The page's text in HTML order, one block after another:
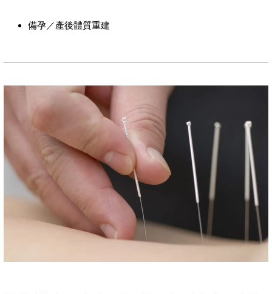
備孕／產後體質重建